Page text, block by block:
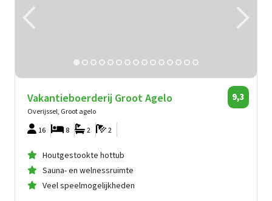
Vakantieboerderij Groot Agelo
Overijssel, Groot agelo
9,3
16 2
2
8
Houtgestookte hottub
Sauna- en welnessruimte
Veel speelmogelijkheden